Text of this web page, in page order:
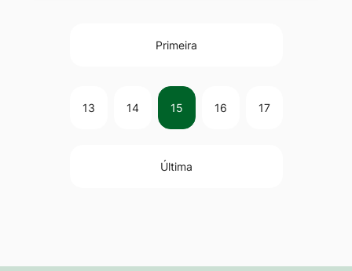
Primeira
13 14 15 16 17
Última